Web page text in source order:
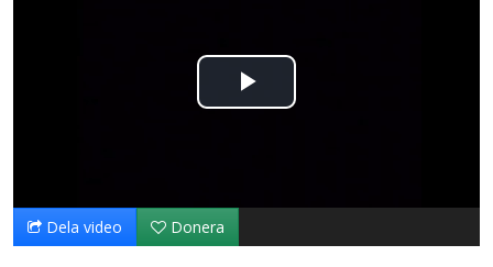
Spela
video
Dela video Donera